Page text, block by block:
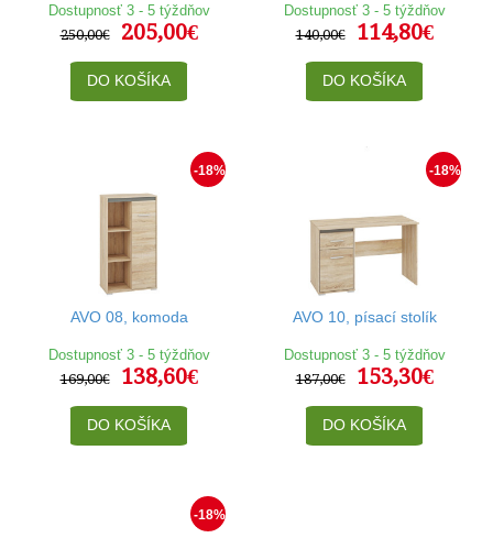
Dostupnosť 3 - 5 týždňov
250,00€
205,00€
DO KOŠÍKA
Dostupnosť 3 - 5 týždňov
140,00€
114,80€
DO KOŠÍKA
-18%
AVO 08, komoda
Dostupnosť 3 - 5 týždňov
169,00€
138,60€
DO KOŠÍKA
-18%
AVO 10, písací stolík
Dostupnosť 3 - 5 týždňov
187,00€
153,30€
DO KOŠÍKA
-18%